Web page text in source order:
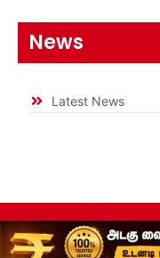
News
Latest News